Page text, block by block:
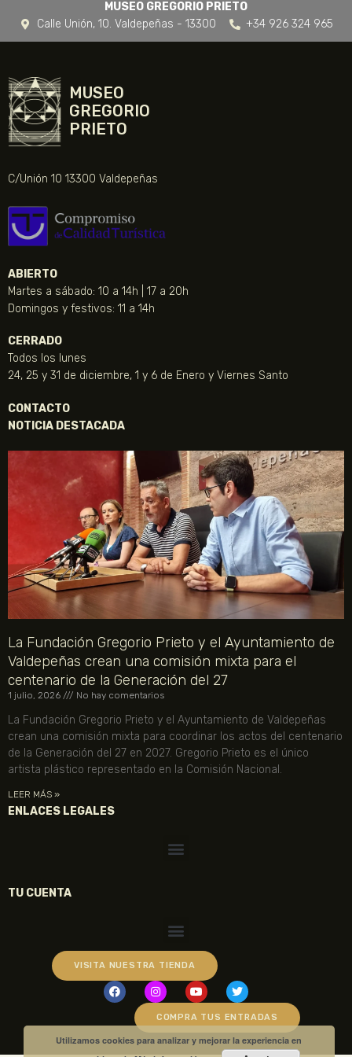
MUSEO GREGORIO PRIETO
Calle Unión, 10. Valdepeñas - 13300
+34 926 324 965
MUSEO
GREGORIO
PRIETO
C/Unión 10 13300 Valdepeñas
ABIERTO
Martes a sábado: 10 a 14h | 17 a 20h
Domingos y festivos: 11 a 14h
CERRADO
Todos los lunes
24, 25 y 31 de diciembre, 1 y 6 de Enero y Viernes Santo
CONTACTO
NOTICIA DESTACADA
La Fundación Gregorio Prieto y el Ayuntamiento de
Valdepeñas crean una comisión mixta para el
centenario de la Generación del 27
1 julio, 2026 No hay comentarios
La Fundación Gregorio Prieto y el Ayuntamiento de Valdepeñas
crean una comisión mixta para coordinar los actos del centenario
de la Generación del 27 en 2027. Gregorio Prieto es el único
artista plástico representado en la Comisión Nacional.
LEER MÁS »
ENLACES LEGALES
TU CUENTA
VISITA NUESTRA TIENDA
COMPRA TUS ENTRADAS
Utilizamos cookies para analizar y mejorar la experiencia en